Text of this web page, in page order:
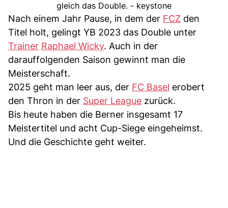
gleich das Double. - keystone
Nach einem Jahr Pause, in dem der FCZ den
Titel holt, gelingt YB 2023 das Double unter
Trainer Raphael Wicky. Auch in der
darauffolgenden Saison gewinnt man die
Meisterschaft.
2025 geht man leer aus, der FC Basel erobert
den Thron in der Super League zurück.
Bis heute haben die Berner insgesamt 17
Meistertitel und acht Cup-Siege eingeheimst.
Und die Geschichte geht weiter.